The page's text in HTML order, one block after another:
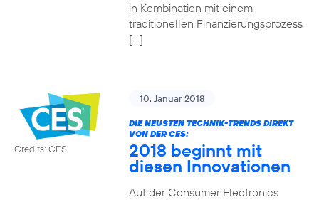
in Kombination mit einem
traditionellen Finanzierungsprozess
[…]
Credits: CES
10. Januar 2018
DIE NEUSTEN TECHNIK-TRENDS DIREKT
VON DER CES:
2018 beginnt mit
diesen Innovationen
Auf der Consumer Electronics